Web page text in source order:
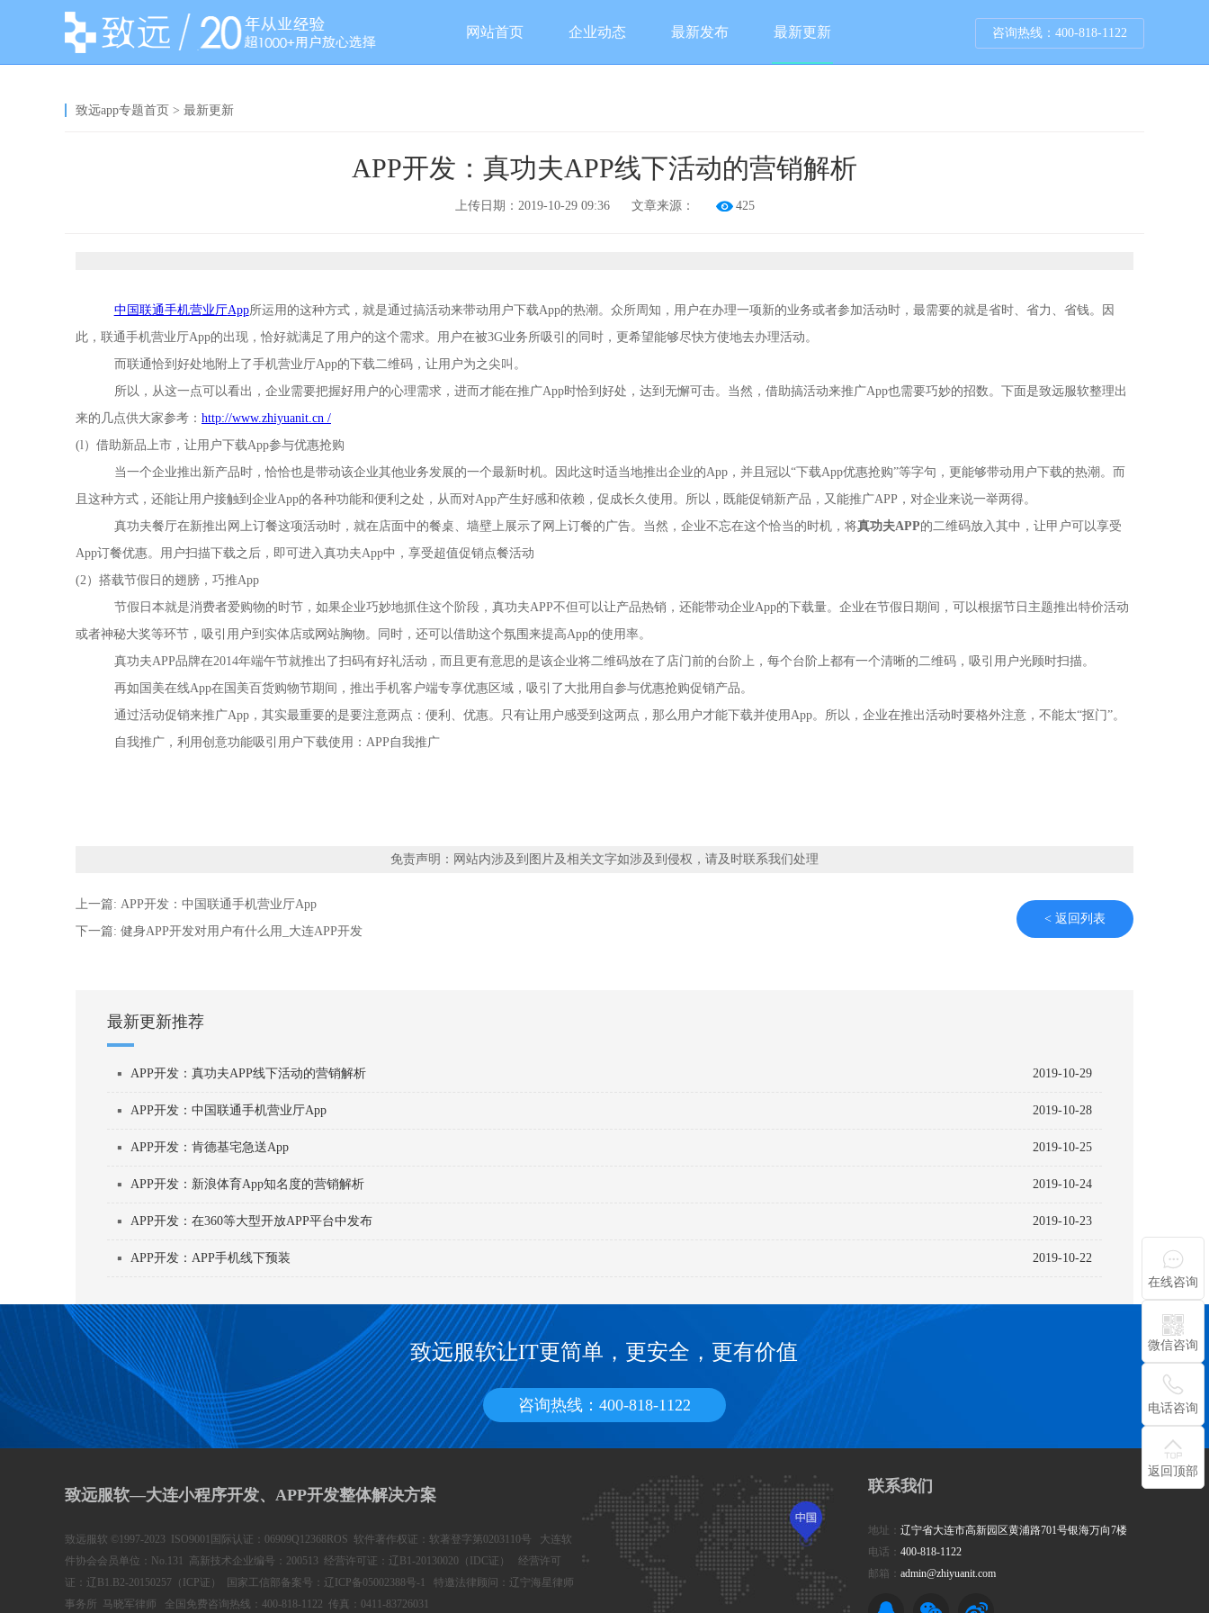
网站首页 企业动态 最新发布 最新更新 咨询热线：400-818-1122
致远app专题首页 > 最新更新
APP开发：真功夫APP线下活动的营销解析
上传日期：2019-10-29 09:36 文章来源： 425
中国联通手机营业厅App所运用的这种方式，就是通过搞活动来带动用户下载App的热潮。众所周知，用户在办理一项新的业务或者参加活动时，最需要的就是省时、省力、省钱。因
此，联通手机营业厅App的出现，恰好就满足了用户的这个需求。用户在被3G业务所吸引的同时，更希望能够尽快方使地去办理活动。
而联通恰到好处地附上了手机营业厅App的下载二维码，让用户为之尖叫。
所以，从这一点可以看出，企业需要把握好用户的心理需求，进而才能在推广App时恰到好处，达到无懈可击。当然，借助搞活动来推广App也需要巧妙的招数。下面是致远服软整理出
来的几点供大家参考： http://www.zhiyuanit.cn /
(l）借助新品上市，让用户下载App参与优惠抢购
当一个企业推出新产品时，恰恰也是带动该企业其他业务发展的一个最新时机。因此这时适当地推出企业的App，并且冠以“下载App优惠抢购”等字句，更能够带动用户下载的热潮。而
且这种方式，还能让用户接触到企业App的各种功能和便利之处，从而对App产生好感和依赖，促成长久使用。所以，既能促销新产品，又能推广APP，对企业来说一举两得。
真功夫餐厅在新推出网上订餐这项活动时，就在店面中的餐桌、墙壁上展示了网上订餐的广告。当然，企业不忘在这个恰当的时机，将真功夫APP的二维码放入其中，让甲户可以享受
App订餐优惠。用户扫描下载之后，即可进入真功夫App中，享受超值促销点餐活动
(2）搭载节假日的翅膀，巧推App
节假日本就是消费者爱购物的时节，如果企业巧妙地抓住这个阶段，真功夫APP不但可以让产品热销，还能带动企业App的下载量。企业在节假日期间，可以根据节日主题推出特价活动
或者神秘大奖等环节，吸引用户到实体店或网站胸物。同时，还可以借助这个氛围来提高App的使用率。
真功夫APP品牌在2014年端午节就推出了扫码有好礼活动，而且更有意思的是该企业将二维码放在了店门前的台阶上，每个台阶上都有一个清晰的二维码，吸引用户光顾时扫描。
再如国美在线App在国美百货购物节期间，推出手机客户端专享优惠区域，吸引了大批用自参与优惠抢购促销产品。
通过活动促销来推广App，其实最重要的是要注意两点：便利、优惠。只有让用户感受到这两点，那么用户才能下载并使用App。所以，企业在推出活动时要格外注意，不能太“抠门”。
自我推广，利用创意功能吸引用户下载使用：APP自我推广
免责声明：网站内涉及到图片及相关文字如涉及到侵权，请及时联系我们处理
上一篇: APP开发：中国联通手机营业厅App
下一篇: 健⾝APP开发对⽤户有什么⽤_大连APP开发
< 返回列表
最新更新推荐
APP开发：真功夫APP线下活动的营销解析 2019-10-29
APP开发：中国联通手机营业厅App 2019-10-28
APP开发：肯德基宅急送App 2019-10-25
APP开发：新浪体育App知名度的营销解析 2019-10-24
APP开发：在360等大型开放APP平台中发布 2019-10-23
APP开发：APP手机线下预装 2019-10-22
致远服软让IT更简单，更安全，更有价值
咨询热线：400-818-1122
致远服软—大连小程序开发、APP开发整体解决方案
致远服软 ©1997-2023 ISO9001国际认证：06909Q12368ROS 软件著作权证：软著登字第0203110号 大连软
件协会会员单位：No.131 高新技术企业编号：200513 经营许可证：辽B1-20130020（IDC证） 经营许可
证：辽B1.B2-20150257（ICP证） 国家工信部备案号： 辽ICP备05002388号-1
特邀法律顾问：辽宁海星律师
事务所 马晓军律师 全国免费咨询热线：400-818-1122 传真：0411-83726031
联系我们
地址： 辽宁省大连市高新园区黄浦路701号银海万向7楼
电话： 400-818-1122
邮箱： admin@zhiyuanit.com
在线咨询
微信咨询
电话咨询
返回顶部